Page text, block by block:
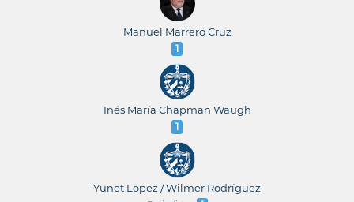
Manuel Marrero Cruz
1
Inés María Chapman Waugh
1
Yunet López / Wilmer Rodríguez